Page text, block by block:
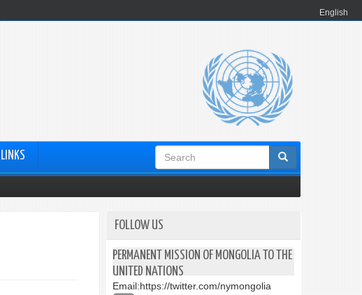
English
LINKS
Search
form
FOLLOW US
PERMANENT MISSION OF MONGOLIA TO THE
UNITED NATIONS
Email:https://twitter.com/nymongolia